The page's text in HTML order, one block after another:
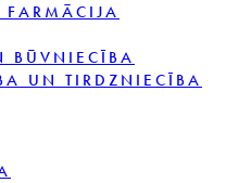
BŪVNIECĪBA
UN TIRDZNIECĪBA